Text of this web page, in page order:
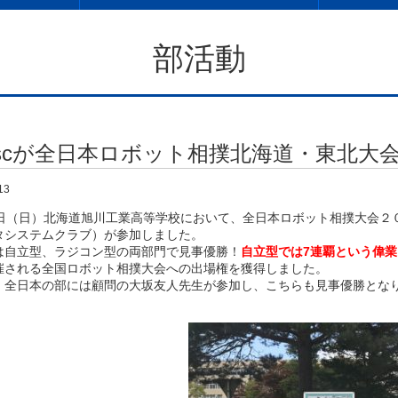
部活動
が全日本ロボット相撲北海道・東北大
日）北海道旭川工業高等学校において、全日本ロボット相撲大会２
ステムクラブ）が参加しました。
立型、ラジコン型の両部門で見事優勝！ 自立型では7連覇という偉
される全国ロボット相撲大会への出場権を獲得しました。
日本の部には顧問の大坂友人先生が参加し、こちらも見事優勝とな